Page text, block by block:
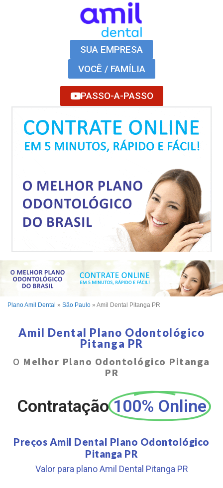
SUA EMPRESA
VOCÊ / FAMÍLIA
PASSO-A-PASSO
Plano Amil Dental » São Paulo » Amil Dental Pitanga PR
Amil Dental Plano Odontológico
Pitanga PR
O Melhor Plano Odontológico Pitanga
PR
Contratação 100% Online
Preços Amil Dental Plano Odontológico
Pitanga PR
Valor para plano Amil Dental Pitanga PR